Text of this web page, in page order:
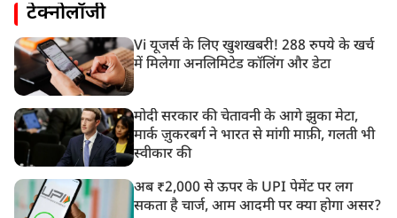
टेक्नोलॉजी
Vi यूजर्स के लिए खुशखबरी! 288 रुपये के खर्च
में मिलेगा अनलिमिटेड कॉलिंग और डेटा
मोदी सरकार की चेतावनी के आगे झुका मेटा,
मार्क ज़ुकरबर्ग ने भारत से मांगी माफ़ी, गलती भी
स्वीकार की
अब ₹2,000 से ऊपर के UPI पेमेंट पर लग
सकता है चार्ज, आम आदमी पर क्या होगा असर?